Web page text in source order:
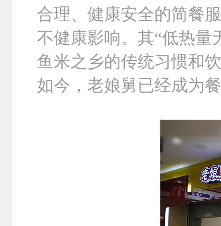
合理、健康安全的简餐
不健康影响。其“低热量
鱼米之乡的传统习惯和
如今，老娘舅已经成为